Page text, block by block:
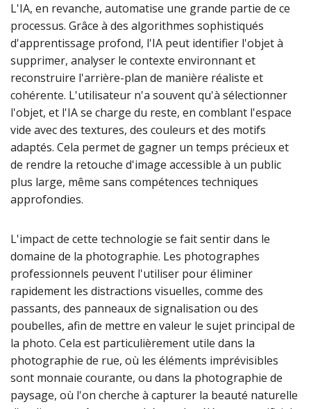
L'IA, en revanche, automatise une grande partie de ce
processus. Grâce à des algorithmes sophistiqués
d'apprentissage profond, l'IA peut identifier l'objet à
supprimer, analyser le contexte environnant et
reconstruire l'arrière-plan de manière réaliste et
cohérente. L'utilisateur n'a souvent qu'à sélectionner
l'objet, et l'IA se charge du reste, en comblant l'espace
vide avec des textures, des couleurs et des motifs
adaptés. Cela permet de gagner un temps précieux et
de rendre la retouche d'image accessible à un public
plus large, même sans compétences techniques
approfondies.
L'impact de cette technologie se fait sentir dans le
domaine de la photographie. Les photographes
professionnels peuvent l'utiliser pour éliminer
rapidement les distractions visuelles, comme des
passants, des panneaux de signalisation ou des
poubelles, afin de mettre en valeur le sujet principal de
la photo. Cela est particulièrement utile dans la
photographie de rue, où les éléments imprévisibles
sont monnaie courante, ou dans la photographie de
paysage, où l'on cherche à capturer la beauté naturelle